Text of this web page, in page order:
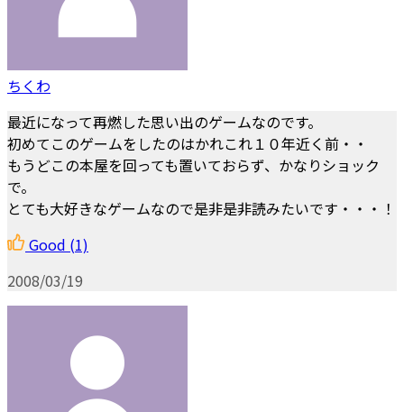
ちくわ
最近になって再燃した思い出のゲームなのです。
初めてこのゲームをしたのはかれこれ１０年近く前・・
もうどこの本屋を回っても置いておらず、かなりショック
で。
とても大好きなゲームなので是非是非読みたいです・・・！
Good (1)
2008/03/19